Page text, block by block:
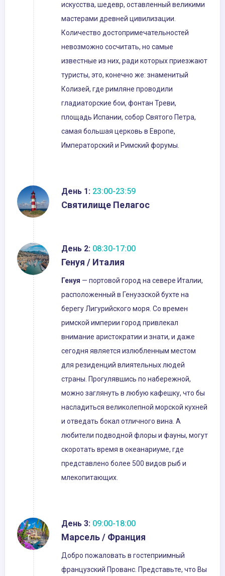
искусства, шедевр, оставленный великими
мастерами древней цивилизации.
Количество достопримечательностей
невозможно сосчитать, но самые
известные из них, ради которых приезжают
туристы, это, конечно же: знаменитый
Колизей, где римляне проводили
гладиаторские бои, фонтан Треви,
площадь Испании, собор Святого Петра,
самая большая церковь в Европе,
Императорский и Римский форумы.
День 1: 23:00-23:59
Святилище Пелагос
День 2: 08:30-17:00
Генуя / Италия
Генуя — портовой город на севере Италии,
расположенный в Генуэзской бухте на
берегу Лигурийского моря. Со времен
римской империи город привлекал
внимание аристократии и знати, и даже
сегодня является излюбленным местом
для резиденций влиятельных людей
страны. Прогулявшись по набережной,
можно заглянуть в любую кафешку, что бы
насладиться великолепной морской кухней
и отведать бокал отличного вина. А
любители подводной флоры и фауны, могут
скоротать время в океанариуме, где
представлено более 500 видов рыб и
млекопитающих.
День 3: 09:00-18:00
Марсель / Франция
Добро пожаловать в гостеприимный
французский Прованс. Представьте, что Вы